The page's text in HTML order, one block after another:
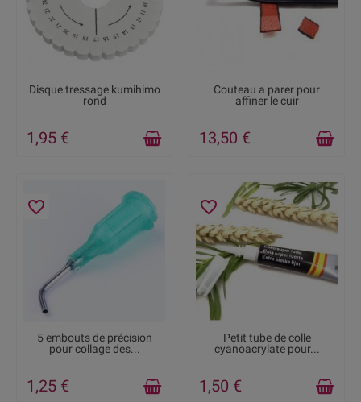
RUPTURE DE STOCK
Disque tressage kumihimo
rond
1,95 €
RUPTURE DE STOCK
Couteau a parer pour
affiner le cuir
13,50 €
EN STOCK
favorite_border
5 embouts de précision
pour collage des...
1,25 €
RUPTURE DE STOCK
favorite_border
Petit tube de colle
cyanoacrylate pour...
1,50 €